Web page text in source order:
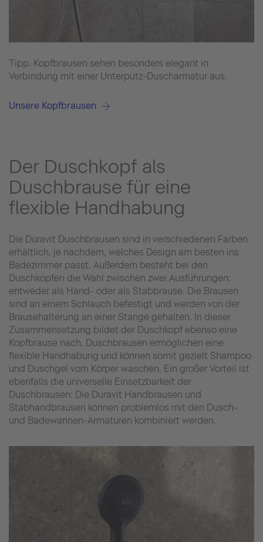
Tipp: Kopfbrausen sehen besonders elegant in
Verbindung mit einer Unterputz-Duscharmatur aus.
Unsere Kopfbrausen
Der Duschkopf als
Duschbrause für eine
flexible Handhabung
Die Duravit Duschbrausen sind in verschiedenen Farben
erhältlich, je nachdem, welches Design am besten ins
Badezimmer passt. Außerdem besteht bei den
Duschköpfen die Wahl zwischen zwei Ausführungen:
entweder als Hand- oder als Stabbrause. Die Brausen
sind an einem Schlauch befestigt und werden von der
Brausehalterung an einer Stange gehalten. In dieser
Zusammensetzung bildet der Duschkopf ebenso eine
Kopfbrause nach. Duschbrausen ermöglichen eine
flexible Handhabung und können somit gezielt Shampoo
und Duschgel vom Körper waschen. Ein großer Vorteil ist
ebenfalls die universelle Einsetzbarkeit der
Duschbrausen: Die Duravit Handbrausen und
Stabhandbrausen können problemlos mit den Dusch-
und Badewannen-Armaturen kombiniert werden.